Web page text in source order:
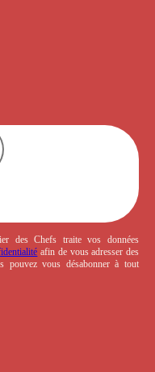
des Chefs traite vos données
afin de vous adresser des
pouvez vous désabonner à tout